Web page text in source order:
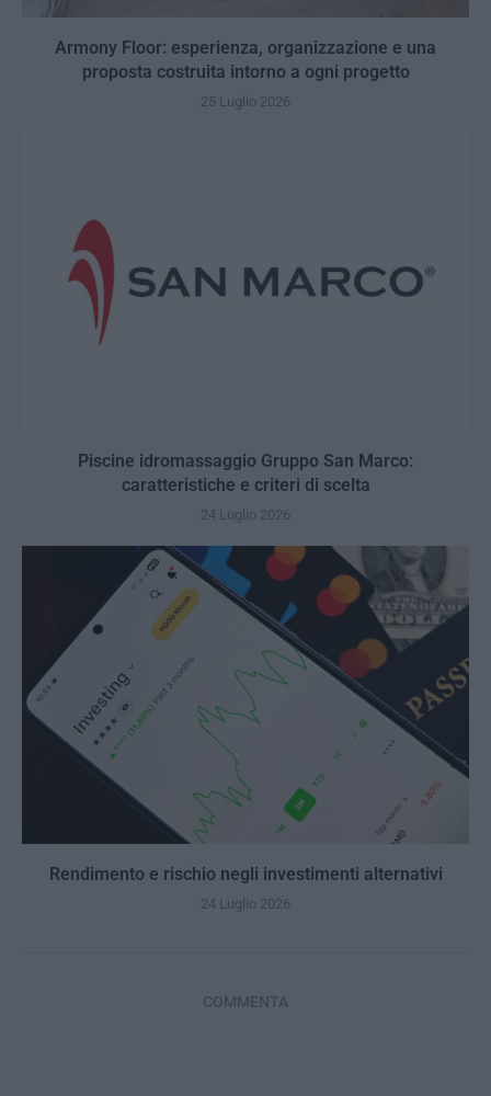
Armony Floor: esperienza, organizzazione e una
proposta costruita intorno a ogni progetto
25 Luglio 2026
Piscine idromassaggio Gruppo San Marco:
caratteristiche e criteri di scelta
24 Luglio 2026
Rendimento e rischio negli investimenti alternativi
24 Luglio 2026
COMMENTA